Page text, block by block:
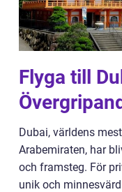
Flyga till
Dubai, världens
Arabemiraten, har
och framsteg. För
unik och